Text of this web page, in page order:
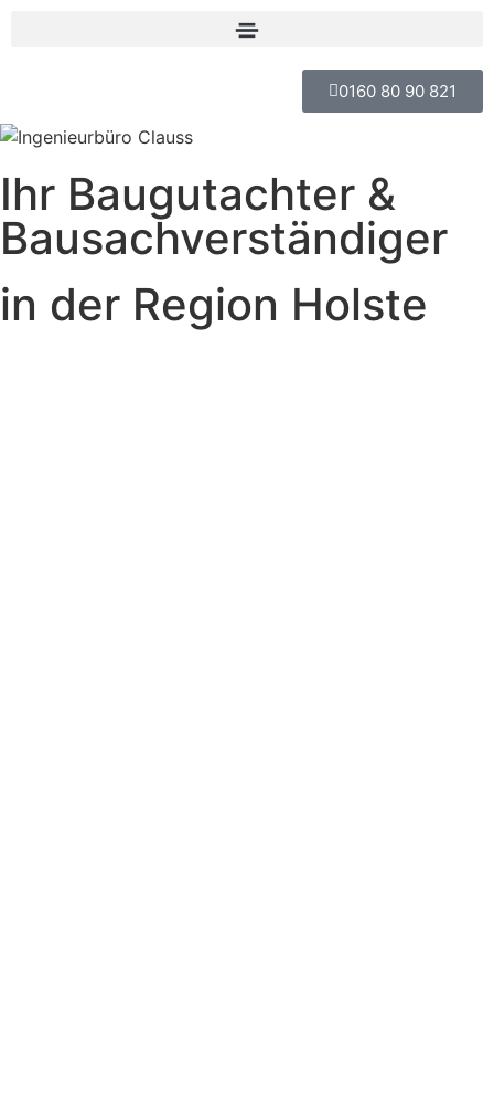
0160 80 90 821
Ihr Baugutachter &
Bausach­verständiger
in der Region Holste